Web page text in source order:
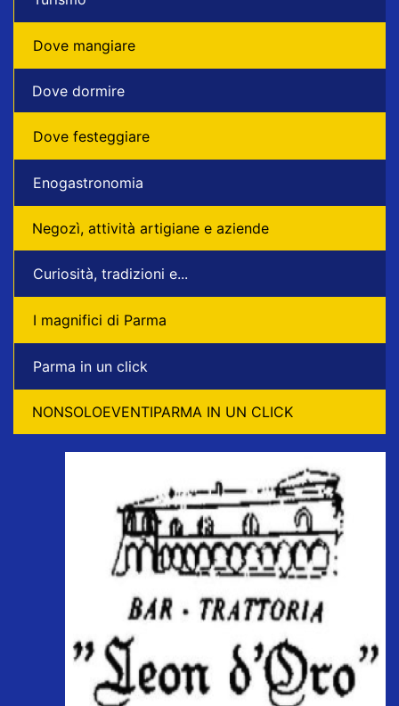
Dove mangiare
Dove dormire
Dove festeggiare
Enogastronomia
Negozì, attività artigiane e aziende
Curiosità, tradizioni e...
I magnifici di Parma
Parma in un click
NONSOLOEVENTIPARMA IN UN CLICK